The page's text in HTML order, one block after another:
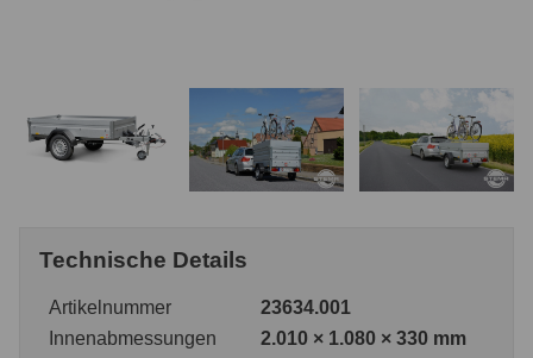
Technische Details
Artikelnummer
23634.001
Innenabmessungen
2.010 × 1.080 × 330 mm